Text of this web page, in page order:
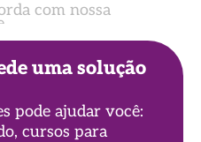
com nossa
uma solução
pode ajudar você:
cursos para